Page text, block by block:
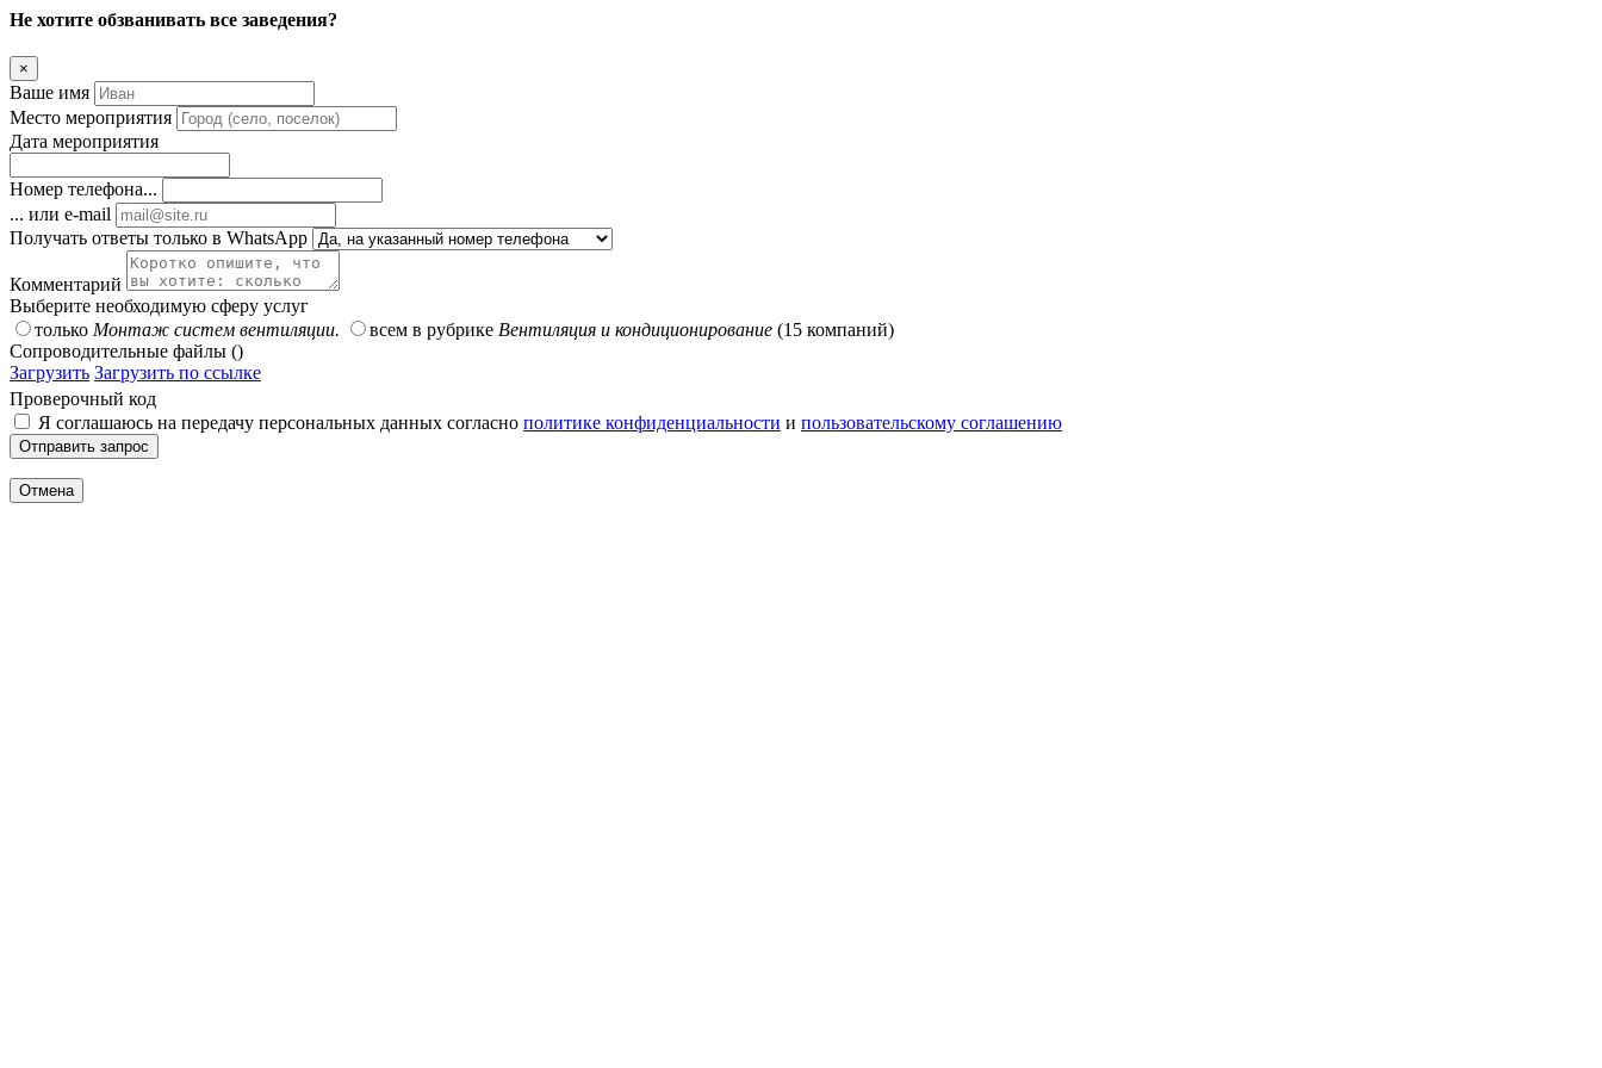
Не хотите обзванивать все заведения?
×
Ваше имя
Место мероприятия
Дата мероприятия
Номер телефона...
... или e-mail
Получать ответы только в WhatsApp
Комментарий
Выберите необходимую сферу услуг
только Монтаж систем вентиляции. всем в рубрике Вентиляция и кондиционирование (15 компаний)
Сопроводительные файлы ()
Загрузить Загрузить по ссылке
Проверочный код
Я соглашаюсь на передачу персональных данных согласно политике конфиденциальности и пользовательскому соглашению
Отправить запрос
Отмена